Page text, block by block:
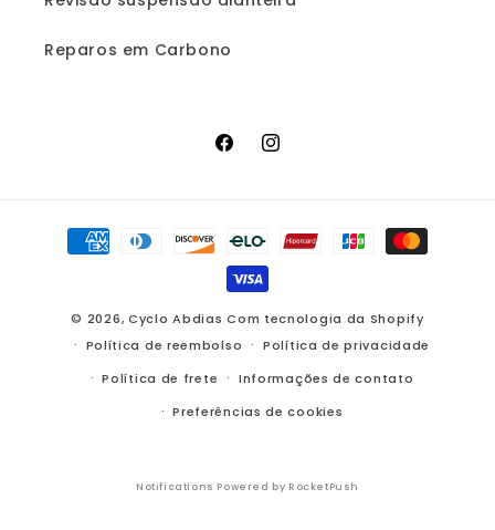
Reparos em Carbono
FacebookInstagram
Formas
© 2026, Cyclo Abdias Com tecnologia da Shopify
Política de reembolso
Política de privacidade
Política de frete
Informações de contato
Preferências de cookies
Notifications Powered by RocketPush